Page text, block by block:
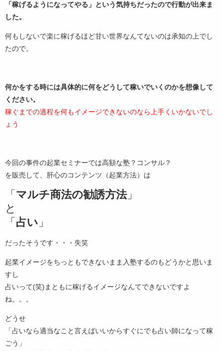
「稼げるようになってやる」という気持ちだったので行動が出来ま
した。
何もしないで楽に稼げるほど甘い世界なんてないのは承知の上でし
たので。
何かをする時には具体的に何をどうして稼いでいくのかを想像して
ください。
稼ぐまでの過程を何もイメージできないのなら上手くいかないでし
ょう
今回の事件の起業セミナーでは高額な塾？コンサル？
を販売して、肝心のコンテンツ（起業方法）は
「 マルチ商法の勧誘方法」
と
「 占い 」
だったそうです・・・失笑
起業イメージをちっともできないまま入塾するのもどうかと思いま
すし
占いって(笑)まともに稼げるイメージなんてできないですよ
ね。。。
どうせ
「占いなら適当なこと言えばいいからすぐにでも占い師になって稼
ごう」